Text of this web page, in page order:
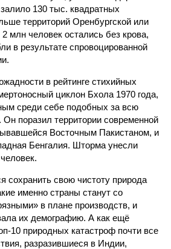
130 тыс. квадратных
территорий Оренбургской или
млн человек остались без крова,
в результате спровоцированной
в рейтинге стихийных
циклон Бхола 1970 года,
среди себе подобных за всю
поразил территории современной
Восточным Пакистаном, и
Бенгалия. Шторма унесли
сохранить свою чистоту природа
именно страны станут со
в плане производств, и
их демографию. А как ещё
10 природных катастроф почти все
разразившиеся в Индии,